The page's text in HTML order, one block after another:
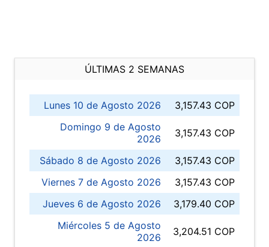
ÚLTIMAS 2 SEMANAS
Lunes 10 de Agosto 2026
3,157.43 COP
Domingo 9 de Agosto
2026
3,157.43 COP
Sábado 8 de Agosto 2026
3,157.43 COP
Viernes 7 de Agosto 2026
3,157.43 COP
Jueves 6 de Agosto 2026
3,179.40 COP
Miércoles 5 de Agosto
2026
3,204.51 COP